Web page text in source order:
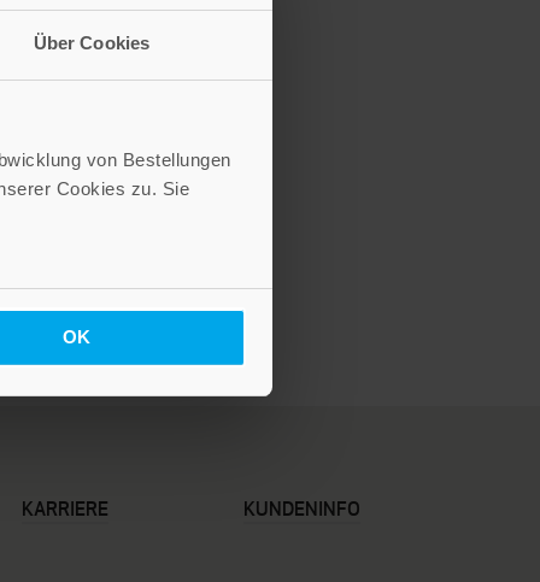
Über Cookies
von Bestellungen
Cookies zu. Sie
OK
3,70 €
KARRIERE KUNDENINFO